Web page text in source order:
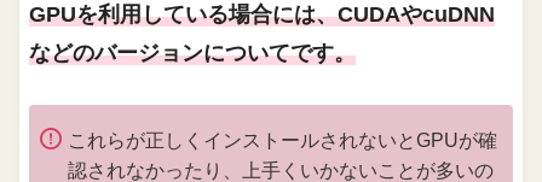
GPUを利用している場合には、CUDAやcuDNN
などのバージョンについてです。
これらが正しくインストールされないとGPUが確
認されなかったり、上手くいかないことが多いの